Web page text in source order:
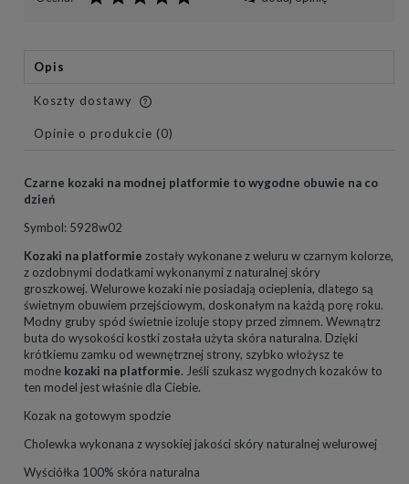
Opis
Koszty dostawy
Cena nie zawiera ewentualnych kosztów płatności
Opinie o produkcie (0)
Czarne kozaki na modnej platformie to wygodne obuwie na co
dzień
Symbol: 5928w02
Kozaki na platformie zostały wykonane z weluru w czarnym kolorze,
z ozdobnymi dodatkami wykonanymi z naturalnej skóry
groszkowej. Welurowe kozaki nie posiadają ocieplenia, dlatego są
świetnym obuwiem przejściowym, doskonałym na każdą porę roku.
Modny gruby spód świetnie izoluje stopy przed zimnem. Wewnątrz
buta do wysokości kostki została użyta skóra naturalna. Dzięki
krótkiemu zamku od wewnętrznej strony, szybko włożysz te
modne kozaki na platformie. Jeśli szukasz wygodnych kozaków to
ten model jest właśnie dla Ciebie.
Kozak na gotowym spodzie
Cholewka wykonana z wysokiej jakości skóry naturalnej welurowej
Wyściółka 100% skóra naturalna